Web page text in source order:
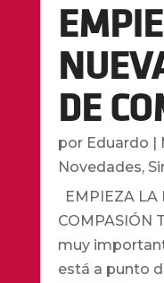
DE
por Eduardo |
Novedades,
EMPIEZA LA
COMPASIÓN
muy
está a punto